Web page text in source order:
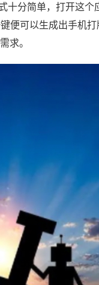
十分简单，打开这
便可以生成出手机
求。